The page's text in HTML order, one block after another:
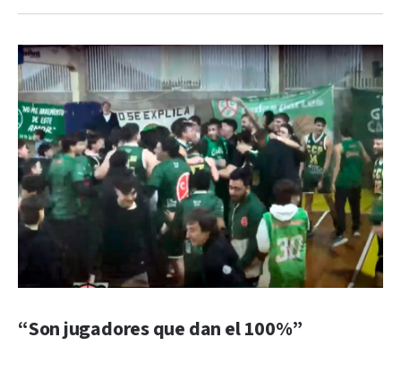
“Son jugadores que dan el 100%”